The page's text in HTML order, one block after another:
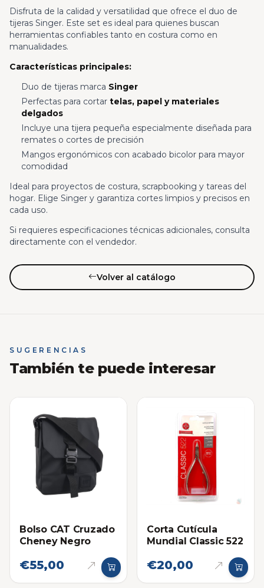
Disfruta de la calidad y versatilidad que ofrece el duo de
tijeras Singer. Este set es ideal para quienes buscan
herramientas confiables tanto en costura como en
manualidades.
Características principales:
Duo de tijeras marca Singer
Perfectas para cortar telas, papel y materiales
delgados
Incluye una tijera pequeña especialmente diseñada para
remates o cortes de precisión
Mangos ergonómicos con acabado bicolor para mayor
comodidad
Ideal para proyectos de costura, scrapbooking y tareas del
hogar. Elige Singer y garantiza cortes limpios y precisos en
cada uso.
Si requieres especificaciones técnicas adicionales, consulta
directamente con el vendedor.
Volver al catálogo
SUGERENCIAS
También te puede interesar
Bolso CAT Cruzado
Cheney Negro
€55,00
Corta Cutícula
Mundial Classic 522
€20,00